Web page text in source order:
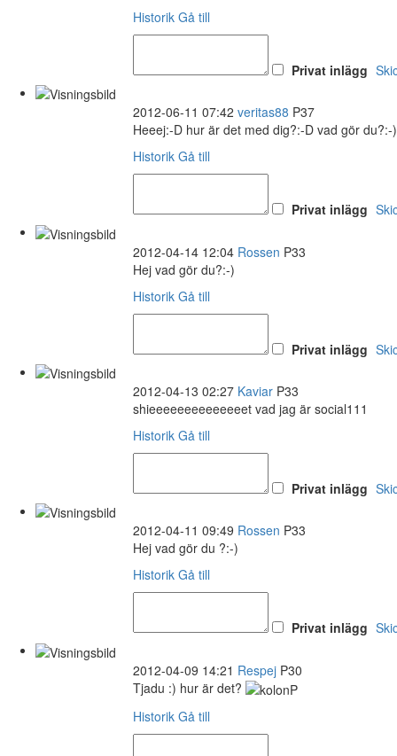
Historik Gå till
Privat inlägg
2012-06-11 07:42 veritas88 P37
Heeej:-D hur är det med dig?:-D vad gör du?:-)
Historik Gå till
Privat inlägg
2012-04-14 12:04 Rossen P33
Hej vad gör du?:-)
Historik Gå till
Privat inlägg
2012-04-13 02:27 Kaviar P33
shieeeeeeeeeeeeeet vad jag är social111
Historik Gå till
Privat inlägg
2012-04-11 09:49 Rossen P33
Hej vad gör du ?:-)
Historik Gå till
Privat inlägg
2012-04-09 14:21 Respej P30
Tjadu :) hur är det?
Historik Gå till